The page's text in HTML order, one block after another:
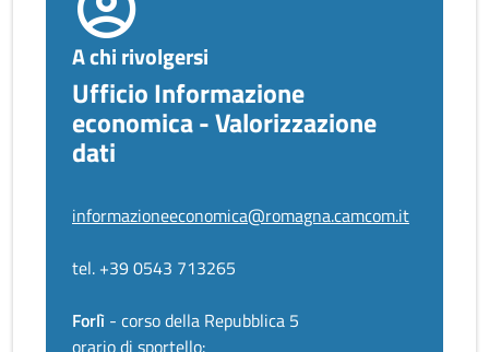
A chi rivolgersi
Ufficio Informazione
economica - Valorizzazione
dati
informazioneeconomica@romagna.camcom.it
tel. +39 0543 713265
Forlì - corso della Repubblica 5
orario di sportello: